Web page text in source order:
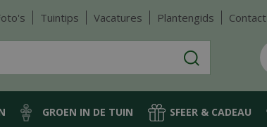
Tuintips Vacatures Plantengids Contact
GROEN IN DE TUIN SFEER & CADEAU